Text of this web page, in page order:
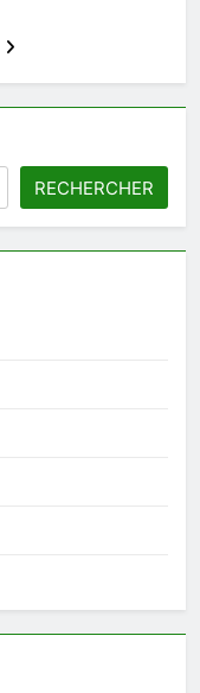
RECHERCHER